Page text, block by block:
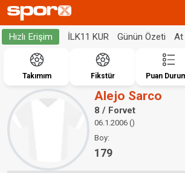
Hızlı Erişim İLK11 KUR Günün Özeti At
Takımım Fikstür Puan
Alejo Sarco
8 / Forvet
06.1.2006 ()
Boy:
179